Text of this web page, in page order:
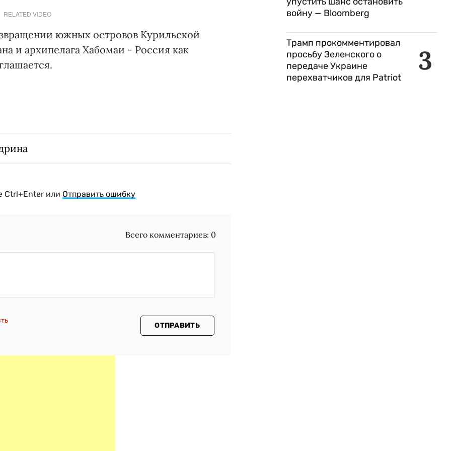
RELATED VIDEO
южных островов Курильской
и архипелага Хабомаи - Россия как
Ctrl+Enter или Отправить ошибку
Всего комментариев: 0
ОТПРАВИТЬ
войну — Bloomberg
3
Трамп прокомментировал
просьбу Зеленского о
передаче Украине
перехватчиков для Patriot